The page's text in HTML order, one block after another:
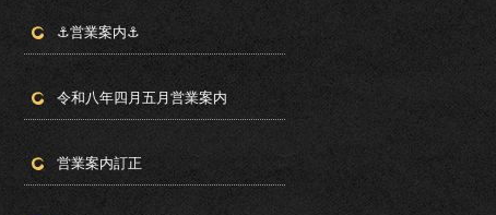
⚓︎営業案内⚓︎
令和八年四月五月営業案内
営業案内訂正